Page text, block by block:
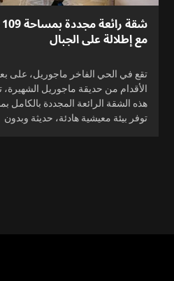
مع إطلالة على الجبال
توفر بيئة معيشية هادئة، حديثة وبدون